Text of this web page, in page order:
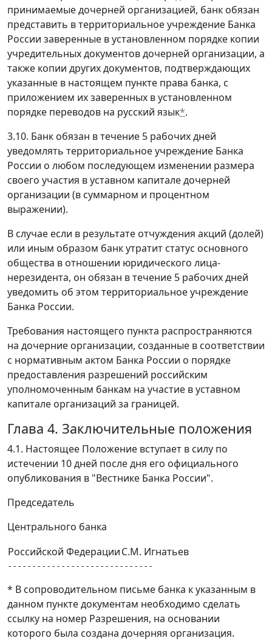
принимаемые дочерней организацией, банк обязан
представить в территориальное учреждение Банка
России заверенные в установленном порядке копии
учредительных документов дочерней организации, а
также копии других документов, подтверждающих
указанные в настоящем пункте права банка, с
приложением их заверенных в установленном
порядке переводов на русский язык*.
3.10. Банк обязан в течение 5 рабочих дней
уведомлять территориальное учреждение Банка
России о любом последующем изменении размера
своего участия в уставном капитале дочерней
организации (в суммарном и процентном
выражении).
В случае если в результате отчуждения акций (долей)
или иным образом банк утратит статус основного
общества в отношении юридического лица-
нерезидента, он обязан в течение 5 рабочих дней
уведомить об этом территориальное учреждение
Банка России.
Требования настоящего пункта распространяются
на дочерние организации, созданные в соответствии
с нормативным актом Банка России о порядке
предоставления разрешений российским
уполномоченным банкам на участие в уставном
капитале организаций за границей.
Глава 4. Заключительные положения
4.1. Настоящее Положение вступает в силу по
истечении 10 дней после дня его официального
опубликования в "Вестнике Банка России".
Председатель
Центрального банка
Российской ФедерацииС.М. Игнатьев
* В сопроводительном письме банка к указанным в
данном пункте документам необходимо сделать
ссылку на номер Разрешения, на основании
которого была создана дочерняя организация.